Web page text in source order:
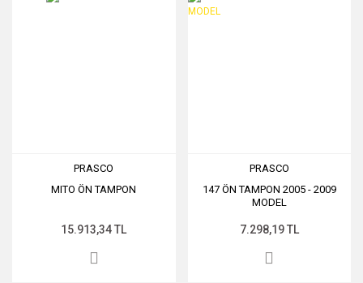
PRASCO
MITO ÖN TAMPON
15.913,34 TL
PRASCO
147 ÖN TAMPON 2005 - 2009
MODEL
7.298,19 TL